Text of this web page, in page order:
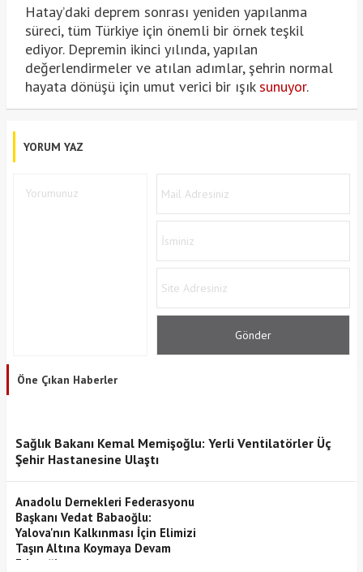
Hatay’daki deprem sonrası yeniden yapılanma
süreci, tüm Türkiye için önemli bir örnek teşkil
ediyor. Depremin ikinci yılında, yapılan
değerlendirmeler ve atılan adımlar, şehrin normal
hayata dönüşü için umut verici bir ışıksunuyor.
YORUM YAZ
Öne Çıkan Haberler
Sağlık Bakanı Kemal Memişoğlu: Yerli Ventilatörler Üç
Şehir Hastanesine Ulaştı
Anadolu Dernekleri Federasyonu
Başkanı Vedat Babaoğlu:
Yalova'nın Kalkınması İçin Elimizi
Taşın Altına Koymaya Devam
Edeceğiz